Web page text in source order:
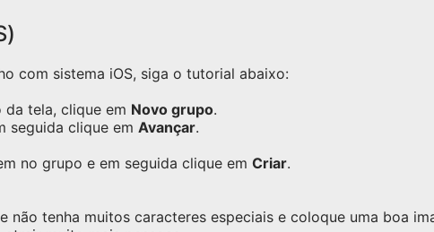
com sistema iOS, siga o tutorial abaixo:
tela, clique em Novo grupo.
seguida clique em Avançar.
no grupo e em seguida clique em Criar.
não tenha muitos caracteres especiais e coloque uma boa